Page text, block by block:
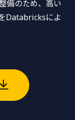
備のため、高い
Databricksによ